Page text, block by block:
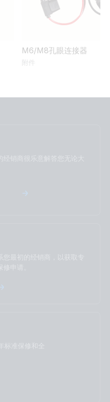
M6/M8孔眼连接器
附件
经销商很乐意解答您无论大
您最初的经销商，以获取专
申请。
标准保修和全